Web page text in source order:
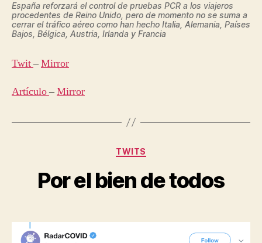
España reforzará el control de pruebas PCR a los viajeros
procedentes de Reino Unido, pero de momento no se suma a
cerrar el tráfico aéreo como han hecho Italia, Alemania, Países
Bajos, Bélgica, Austria, Irlanda y Francia
Twit–Mirror
Artículo–Mirror
Categorías
TWITS
Por el bien de todos